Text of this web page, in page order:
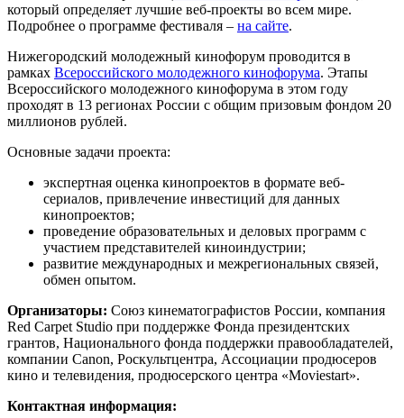
который определяет лучшие веб-проекты во всем мире.
Подробнее о программе фестиваля – на сайте.
Нижегородский молодежный кинофорум проводится в
рамках Всероссийского молодежного кинофорума. Этапы
Всероссийского молодежного кинофорума в этом году
проходят в 13 регионах России с общим призовым фондом 20
миллионов рублей.
Основные задачи проекта:
экспертная оценка кинопроектов в формате веб-
сериалов, привлечение инвестиций для данных
кинопроектов;
проведение образовательных и деловых программ с
участием представителей киноиндустрии;
развитие международных и межрегиональных связей,
обмен опытом.
Организаторы: Союз кинематографистов России, компания
Red Carpet Studio при поддержке Фонда президентских
грантов, Национального фонда поддержки правообладателей,
компании Canon, Роскультцентра, Ассоциации продюсеров
кино и телевидения, продюсерского центра «Moviestart».
Контактная информация: